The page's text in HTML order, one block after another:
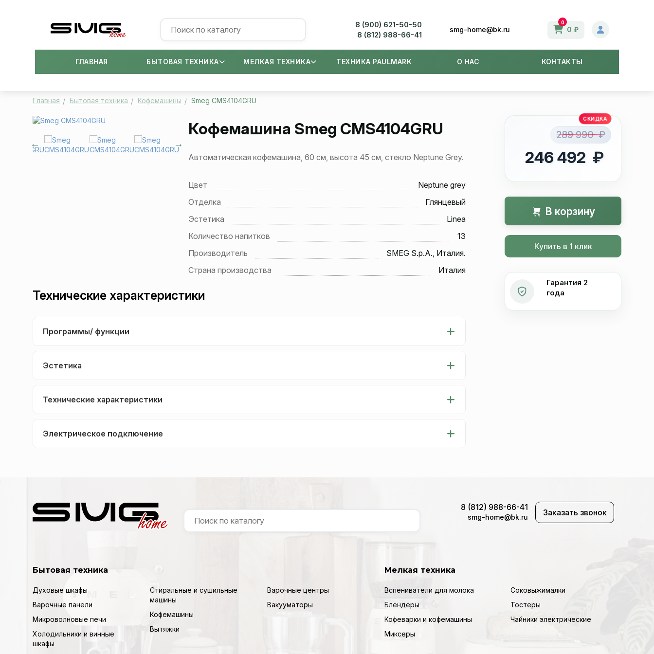
8 (900) 621-50-50
8 (812) 988-66-41
smg-home@bk.ru
0
0 ₽
ГЛАВНАЯ БЫТОВАЯ ТЕХНИКА МЕЛКАЯ ТЕХНИКА ТЕХНИКА PAULMARK О НАС КОНТАКТЫ
Главная Бытовая техника Кофемашины Smeg CMS4104GRU
Кофемашина Smeg CMS4104GRU
Автоматическая кофемашина, 60 см, высота 45 см, стекло Neptune Grey.
Цвет
Neptune grey
Отделка
Глянцевый
Эстетика
Linea
Количество напитков
13
Производитель
SMEG S.p.A., Италия.
Страна производства
Италия
Технические характеристики
Программы/ функции
Эстетика
Технические характеристики
Электрическое подключение
289 990 ₽
246 492 ₽
В корзину
Купить в 1 клик
Гарантия 2
года
8 (812) 988-66-41
smg-home@bk.ru Заказать звонок
Бытовая техника
Духовые шкафы
Варочные панели
Микроволновые печи
Холодильники и винные
шкафы
Стиральные и сушильные
машины
Кофемашины
Вытяжки
Варочные центры
Вакууматоры
Мелкая техника
Вспениватели для молока
Блендеры
Кофеварки и кофемашины
Миксеры
Соковыжималки
Тостеры
Чайники электрические